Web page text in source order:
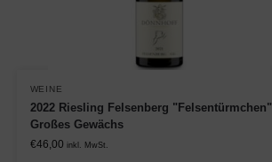
WEINE
2022 Riesling Felsenberg "Felsentürmchen"
Großes Gewächs
€46,00 inkl. MwSt.